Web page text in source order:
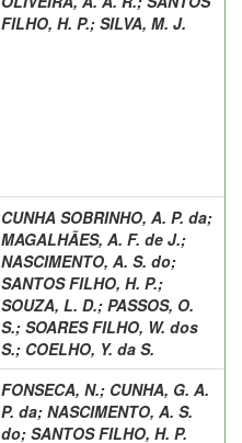
FILHO, H. P.; SILVA, M. J.
CUNHA SOBRINHO, A. P. da;
MAGALHÃES, A. F. de J.;
NASCIMENTO, A. S. do;
SANTOS FILHO, H. P.;
SOUZA, L. D.; PASSOS, O.
S.; SOARES FILHO, W. dos
S.; COELHO, Y. da S.
FONSECA, N.; CUNHA, G. A.
P. da; NASCIMENTO, A. S.
do; SANTOS FILHO, H. P.